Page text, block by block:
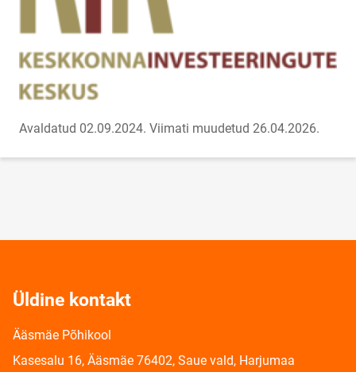
Avaldatud 02.09.2024. Viimati muudetud 26.04.2026.
Üldine kontakt
Ääsmäe Põhikool
Kasesalu 16, Ääsmäe 76402, Saue vald, Harjumaa